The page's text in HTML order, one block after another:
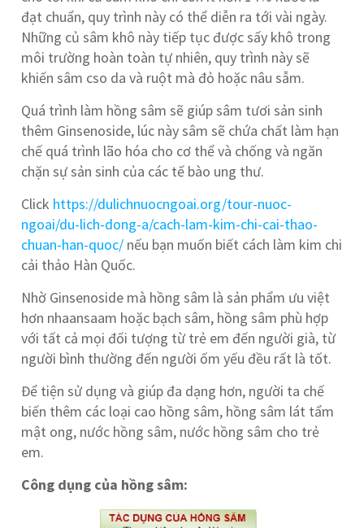
đạt chuẩn, quy trình này có thể diễn ra tới vài ngày.
Những củ sâm khô này tiếp tục được sấy khô trong
môi trường hoàn toàn tự nhiên, quy trình này sẽ
khiến sâm cso da và ruột mà đỏ hoặc nâu sẫm.
Quá trình làm hồng sâm sẽ giúp sâm tươi sản sinh
thêm Ginsenoside, lúc này sâm sẽ chứa chất làm hạn
chế quá trình lão hóa cho cơ thể và chống và ngăn
chặn sự sản sinh của các tế bào ung thư.
Click https://dulichnuocngoai.org/tour-nuoc-
ngoai/du-lich-dong-a/cach-lam-kim-chi-cai-thao-
chuan-han-quoc/ nếu bạn muốn biết cách làm kim chi
cải thảo Hàn Quốc.
Nhờ Ginsenoside mà hồng sâm là sản phẩm ưu việt
hơn nhaansaam hoặc bạch sâm, hồng sâm phù hợp
với tất cả mọi đối tượng từ trẻ em đến người già, từ
người bình thường đến người ốm yếu đều rất là tốt.
Để tiện sử dụng và giúp đa dạng hơn, người ta chế
biến thêm các loại cao hồng sâm, hồng sâm lát tẩm
mật ong, nước hồng sâm, nước hồng sâm cho trẻ
em.
Công dụng của hồng sâm: